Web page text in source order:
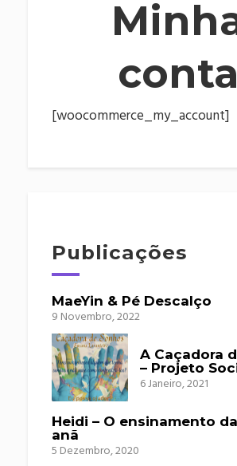
conta
[woocommerce_my_account]
Publicações
MaeYin & Pé Descalço
9 Novembro, 2022
A Caçadora
– Projeto
6 Janeiro, 2021
Heidi – O ensinamento
anã
5 Dezembro, 2020